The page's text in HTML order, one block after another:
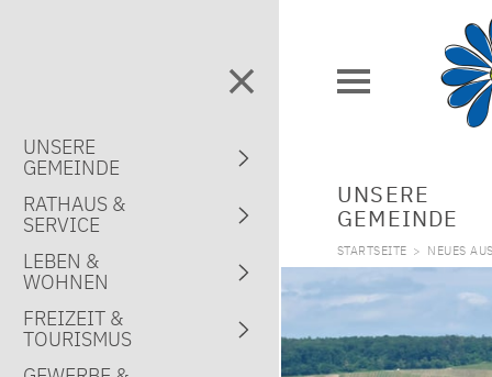
UNSERE
GEMEINDE
STARTSEITE > NEUES
UNSERE
GEMEINDE
RATHAUS &
SERVICE
LEBEN &
WOHNEN
FREIZEIT &
TOURISMUS